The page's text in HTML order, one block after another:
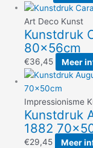
Art Deco Kunst
Kunstdruk
80x56cm
€36,45 Meer
Impressionisme
Kunstdruk
1882
€29,45 Meer